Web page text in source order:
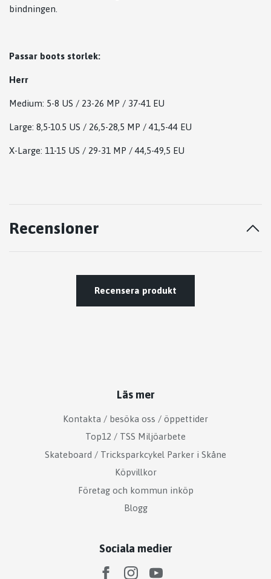
bindningen.
Passar boots storlek:
Herr
Medium: 5-8 US / 23-26 MP / 37-41 EU
Large: 8,5-10.5 US / 26,5-28,5 MP / 41,5-44 EU
X-Large: 11-15 US / 29-31 MP / 44,5-49,5 EU
Recensioner
Recensera produkt
Läs mer
Kontakta / besöka oss / öppettider
Top12 / TSS Miljöarbete
Skateboard / Tricksparkcykel Parker i Skåne
Köpvillkor
Företag och kommun inköp
Blogg
Sociala medier